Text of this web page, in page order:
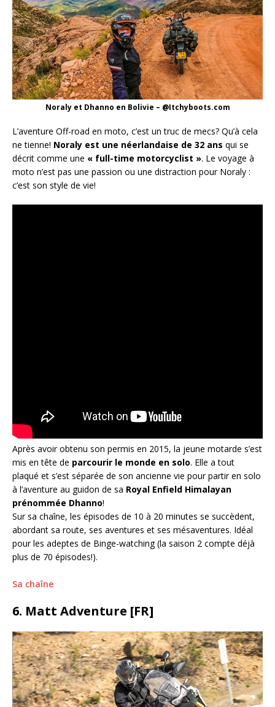
Noraly et Dhanno en Bolivie – @Itchyboots.com
L’aventure Off-road en moto, c’est un truc de mecs? Qu’à cela
ne tienne! Noraly est une néerlandaise de 32 ans qui se
décrit comme une « full-time motorcyclist ». Le voyage à
moto n’est pas une passion ou une distraction pour Noraly :
c’est son style de vie!
Après avoir obtenu son permis en 2015, la jeune motarde s’est
mis en tête de parcourir le monde en solo. Elle a tout
plaqué et s’est séparée de son ancienne vie pour partir en solo
à l’aventure au guidon de sa Royal Enfield Himalayan
prénommée Dhanno!
Sur sa chaîne, les épisodes de 10 à 20 minutes se succèdent,
abordant sa route, ses aventures et ses mésaventures. Idéal
pour les adeptes de Binge-watching (la saison 2 compte déjà
plus de 70 épisodes!).
Sa chaîne
6. Matt Adventure [FR]